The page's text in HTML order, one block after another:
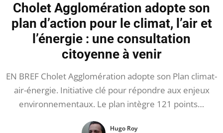
Cholet Agglomération adopte son
plan d’action pour le climat, l’air et
l’énergie : une consultation
citoyenne à venir
EN BREF Cholet Agglomération adopte son Plan climat-
air-énergie. Initiative clé pour répondre aux enjeux
environnementaux. Le plan intègre 121 points…
Hugo Roy